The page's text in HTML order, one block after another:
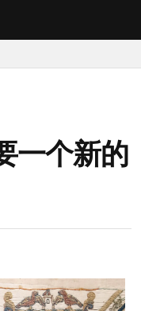
一个新的